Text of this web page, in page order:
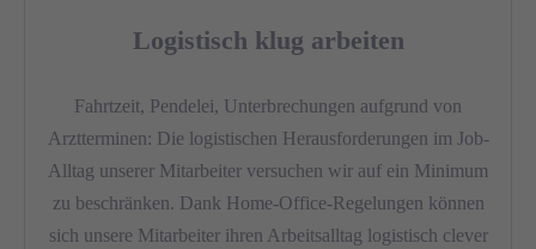
Logistisch klug arbeiten
Fahrtzeit, Pendelei, Unterbrechungen aufgrund von
Arztterminen: Die logistischen Herausforderungen im Job-
Alltag unserer Mitarbeiter versuchen wir auf ein Minimum
zu beschränken. Dank Home-Office-Regelungen können
sich unsere Mitarbeiter ihren Arbeitsalltag logistisch clever